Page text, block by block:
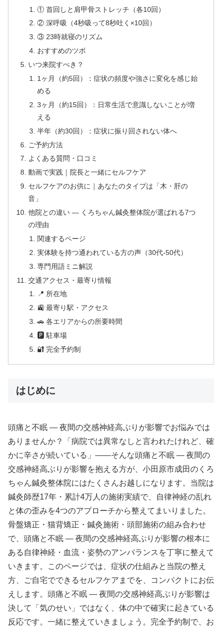
① 首回しと肩甲骨ストレッチ（各10回）
② 深呼吸（4秒吸って8秒吐く×10回）
③ 23時就寝のリズム
おすすめのツボ
いつ来院すべき？
1ヶ月（約5回）：症状の頻度や強さに変化を感じ始
める
3ヶ月（約15回）：日常生活で意識しないことが増
える
半年（約30回）：症状に振り回されない体へ
ご予約方法
よくある質問・口コミ
動画で実践｜院長と一緒にセルフケア
セルフケアのお供に｜あなたのタイプは「木・肝の
音」
他院との違い — くろちゃん鍼灸整体院が選ばれる7つ
の理由
関連するページ
実体験を持つ通われている方の声（30代-50代）
専門用語ミニ解説
交通アクセス・最寄り情報
📍 所在地
🚉 最寄り駅・アクセス
🚗 各エリアからの所要時間
🅿 駐車場
🔐 完全予約制
はじめに
頭痛と不眠 ― 夜間の交感神経高ぶりが影響でお悩みでは
ありませんか？「病院では異常なしと言われたけれど、確
かに辛さが続いている」——そんな頭痛と不眠 ― 夜間の
交感神経高ぶりが影響を抱える方が、小田原市成田のくろ
ちゃん鍼灸整体院にはたくさんお越しになります。当院は
鍼灸師歴17年・累計4万人の施術実績で、自律神経の乱れ
と体の歪みを4つのアプローチから整えてまいりました。
骨盤矯正・猫背矯正・鍼灸施術・頭部施術の組み合わせ
で、頭痛と不眠 ― 夜間の交感神経高ぶりが影響の根本に
ある自律神経・血流・姿勢のアンバランスを丁寧に整えて
いきます。このページでは、症状の仕組みと当院の整え
方、ご自宅でできるセルフケアまでを、コンパクトにお伝
えします。頭痛と不眠 ― 夜間の交感神経高ぶりが影響は
決して「気のせい」ではなく、体の中で確実に起きている
反応です。一緒に整えていきましょう。完全予約制で、お